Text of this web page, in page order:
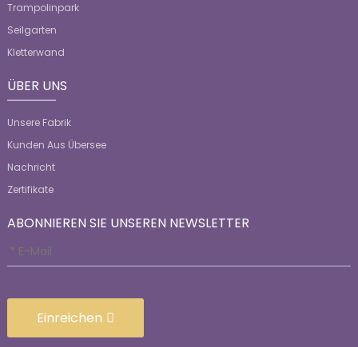
Trampolinpark
Seilgarten
Kletterwand
ÜBER UNS
Unsere Fabrik
Kunden Aus Übersee
Nachricht
Zertifikate
ABONNIEREN SIE UNSEREN NEWSLETTER
Einreichen